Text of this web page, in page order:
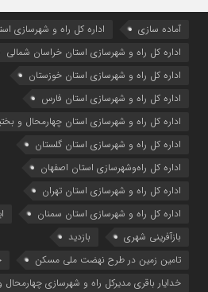
آماده سازی
اداره كل راه و شهرسازي
اداره كل راه و شهرسازي استان خراسان شمالي
اداره كل راه و شهرسازي استان خوزستان
اداره كل راه و شهرسازي استان فارس
اداره كل راه و شهرسازي استان چهارمحال و
اداره كل راه و شهرسازي استان گلستان
اداره كل راه‌و‌شهرسازي استان اصفهان
اداره کل راه و شهرسازی استان تهران
اداره کل راه و شهرسازی استان سمنان
بازآفرینی شهری
بازدید
تامین زمین در طرح نهضت ملی مسکن
خدایار باقری مدیرکل راه و شهرسازی چهارمحال